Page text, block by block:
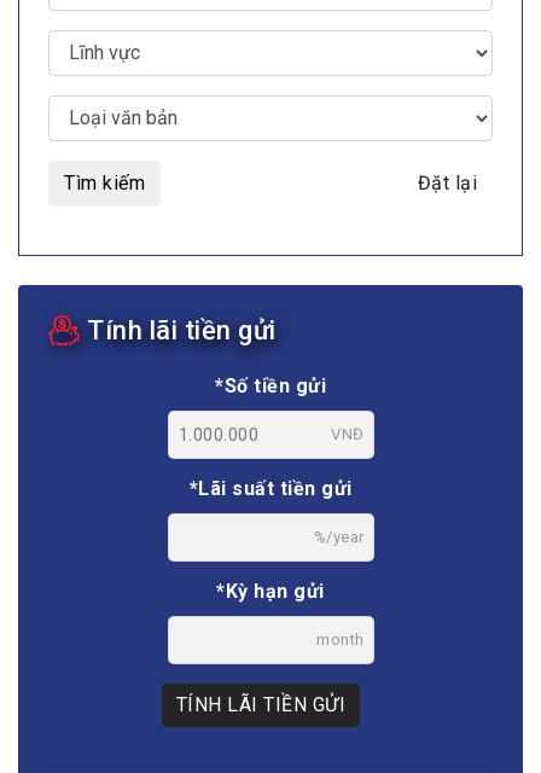
Tìm kiếm Đặt lại
Tính lãi tiền gửi
*Số tiền gửi
VNĐ
*Lãi suất tiền gửi
%/year
*Kỳ hạn gửi
month
TÍNH LÃI TIỀN GỬI